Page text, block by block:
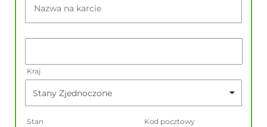
Nazwa na karcie
Kraj
Stan Kod pocztowy